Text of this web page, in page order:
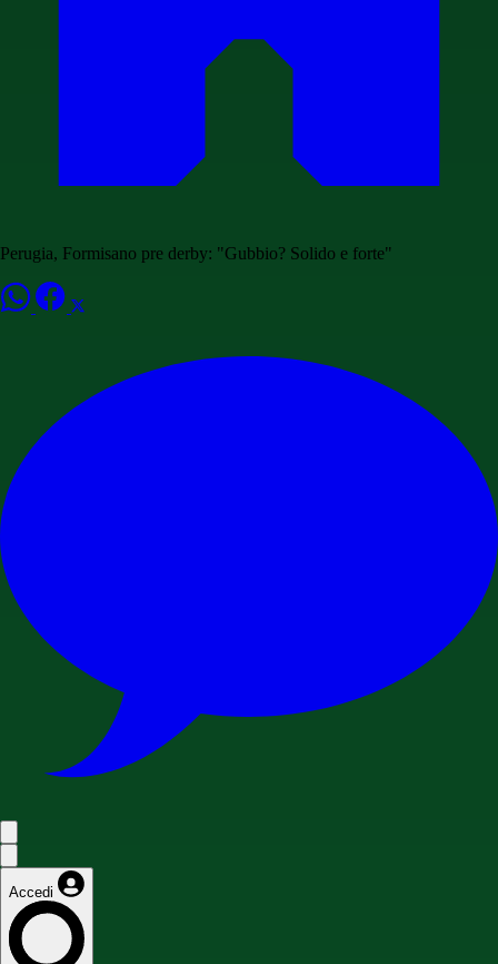
Perugia, Formisano pre derby: "Gubbio? Solido e forte"
Accedi